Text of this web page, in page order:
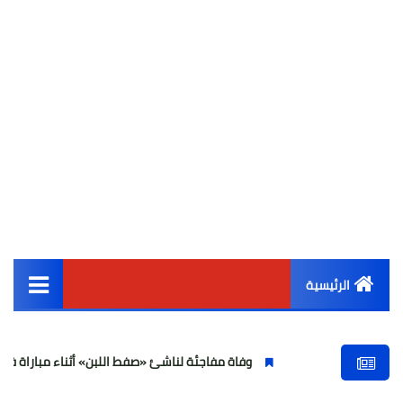
الرئيسية
أخبار مصر
وفاة مفاجئة لناشئ «صفط اللبن» أثناء مباراة في الجيزة